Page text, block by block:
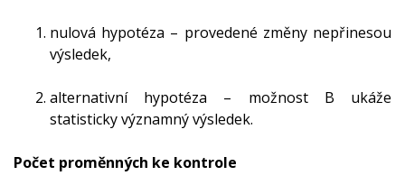
nulová hypotéza – provedené změny nepřinesou
výsledek,
alternativní hypotéza – možnost B ukáže
statisticky významný výsledek.
Počet proměnných ke kontrole